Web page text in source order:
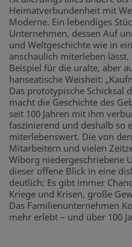
Heimatverbundenheit mit
Moderne. Ein lebendiges
Unternehmen, dessen Auf
und Weltgeschichte wie in
anschaulich miterleben
Beispiel für die uralte, aber
hanseatische Weisheit:
Das prototypische Schicksal
macht die Geschichte des
seit 100 Jahren mit ihm
faszinierend und deshalb so
miterlebenswert. Die von
Mitarbeitern und vielen
Wiborg niedergeschriebene
dieser offene Blick in eine
deutlich: Es gibt immer
Kriege und Krisen, große
Das Familienunternehmen
mehr erlebt – und über 100